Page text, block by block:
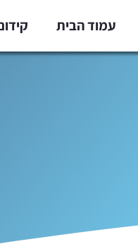
עמוד הבית